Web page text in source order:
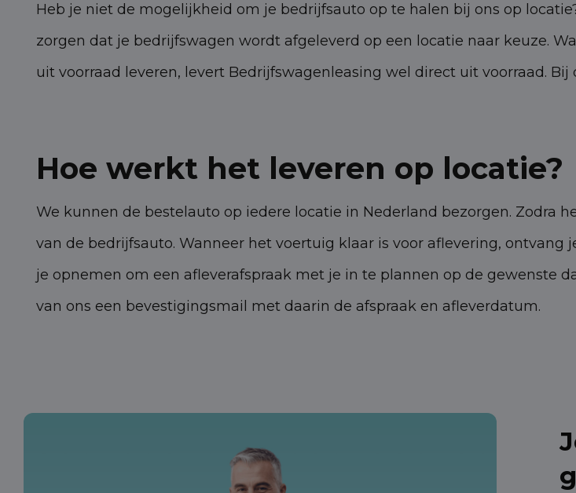
Heb je niet de mogelijkheid om je bedrijfsauto op te halen bij ons op
zorgen dat je bedrijfswagen wordt afgeleverd op een locatie naar keuze.
uit voorraad leveren, levert Bedrijfswagenleasing wel direct uit voorraad.
Hoe werkt het leveren op locatie?
We kunnen de bestelauto op iedere locatie in Nederland bezorgen. Zodra
van de bedrijfsauto. Wanneer het voertuig klaar is voor aflevering, ontvang
je opnemen om een afleverafspraak met je in te plannen op de gewenste
van ons een bevestigingsmail met daarin de afspraak en afleverdatum.